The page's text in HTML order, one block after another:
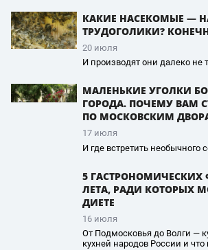
КАКИЕ НАСЕКОМЫЕ —
ТРУДОГОЛИКИ?
20 июля
И производят они далеко не
МАЛЕНЬКИЕ УГОЛКИ
ГОРОДА. ПОЧЕМУ ВАМ
ПО МОСКОВСКИМ
17 июля
И где встретить необычного
5 ГАСТРОНОМИЧЕСКИХ
ЛЕТА, РАДИ КОТОРЫХ
ДИЕТЕ
16 июля
От Подмосковья до Волги —
кухней народов России и что